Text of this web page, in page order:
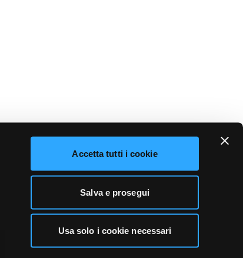
Accetta tutti i cookie
Salva e prosegui
Usa solo i cookie necessari